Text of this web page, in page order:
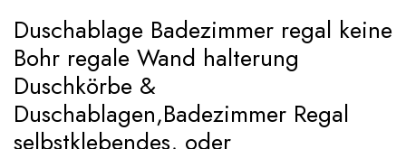
Duschablage Badezimmer regal keine
Bohr regale Wand halterung
Duschkörbe &
Duschablagen,Badezimmer Regal
selbstklebendes, oder